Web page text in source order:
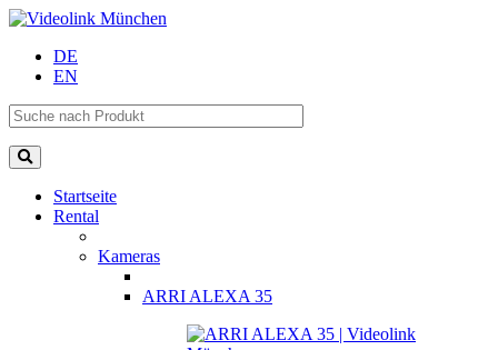
DE
EN
Startseite
Rental
Kameras
ARRI ALEXA 35